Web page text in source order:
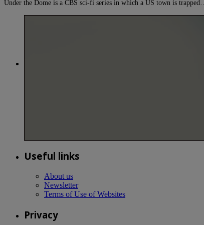
Under the Dome is a CBS sci-fi series in which a US town is trapped…
Useful links
About us
Newsletter
Terms of Use of Websites
Privacy